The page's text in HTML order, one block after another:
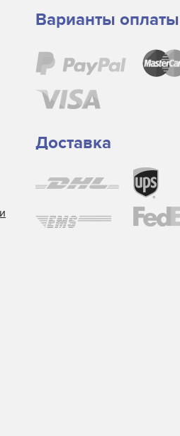
Варианты оплаты
Доставка